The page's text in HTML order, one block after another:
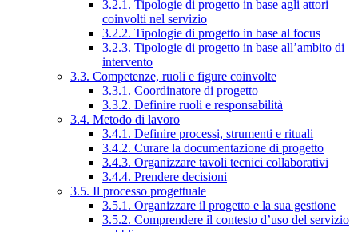
3.2.1. Tipologie di progetto in base agli attori
coinvolti nel servizio
3.2.2. Tipologie di progetto in base al focus
3.2.3. Tipologie di progetto in base all’ambito di
intervento
3.3. Competenze, ruoli e figure coinvolte
3.3.1. Coordinatore di progetto
3.3.2. Definire ruoli e responsabilità
3.4. Metodo di lavoro
3.4.1. Definire processi, strumenti e rituali
3.4.2. Curare la documentazione di progetto
3.4.3. Organizzare tavoli tecnici collaborativi
3.4.4. Prendere decisioni
3.5. Il processo progettuale
3.5.1. Organizzare il progetto e la sua gestione
3.5.2. Comprendere il contesto d’uso del servizio